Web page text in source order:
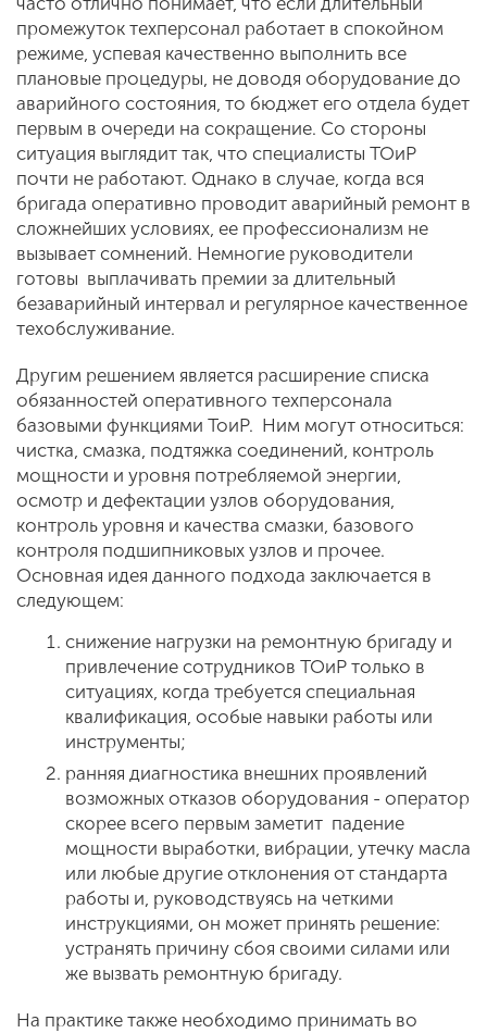
промежуток техперсонал работает в спокойном
режиме, успевая качественно выполнить все
плановые процедуры, не доводя оборудование до
аварийного состояния, то бюджет его отдела будет
первым в очереди на сокращение. Со стороны
ситуация выглядит так, что специалисты ТОиР
почти не работают. Однако в случае, когда вся
бригада оперативно проводит аварийный ремонт в
сложнейших условиях, ее профессионализм не
вызывает сомнений. Немногие руководители
готовы выплачивать премии за длительный
безаварийный интервал и регулярное качественное
техобслуживание.
Другим решением является расширение списка
обязанностей оперативного техперсонала
базовыми функциями ТоиР. Ним могут относиться:
чистка, смазка, подтяжка соединений, контроль
мощности и уровня потребляемой энергии,
осмотр и дефектации узлов оборудования,
контроль уровня и качества смазки, базового
контроля подшипниковых узлов и прочее.
Основная идея данного подхода заключается в
следующем:
снижение нагрузки на ремонтную бригаду и
привлечение сотрудников ТОиР только в
ситуациях, когда требуется специальная
квалификация, особые навыки работы или
инструменты;
ранняя диагностика внешних проявлений
возможных отказов оборудования - оператор
скорее всего первым заметит падение
мощности выработки, вибрации, утечку масла
или любые другие отклонения от стандарта
работы и, руководствуясь на четкими
инструкциями, он может принять решение:
устранять причину сбоя своими силами или
же вызвать ремонтную бригаду.
На практике также необходимо принимать во